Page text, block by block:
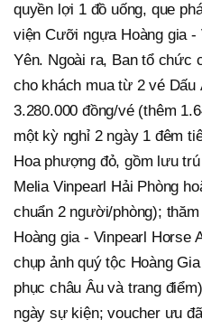
quyền lợi 1 đồ uống, que
viện Cưỡi ngựa Hoàng gia -
Yên. Ngoài ra, Ban tổ chức
cho khách mua từ 2 vé
3.280.000 đồng/vé (thêm
một kỳ nghỉ 2 ngày 1 đêm
Hoa phượng đỏ, gồm lưu
Melia Vinpearl Hải Phòng
chuẩn 2 người/phòng);
Hoàng gia - Vinpearl Horse
chụp ảnh quý tộc Hoàng
phục châu Âu và trang
ngày sự kiện; voucher ưu